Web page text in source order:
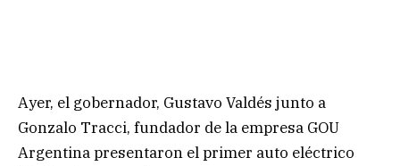
Ayer, el gobernador, Gustavo Valdés junto a
Gonzalo Tracci, fundador de la empresa GOU
Argentina presentaron el primer auto eléctrico